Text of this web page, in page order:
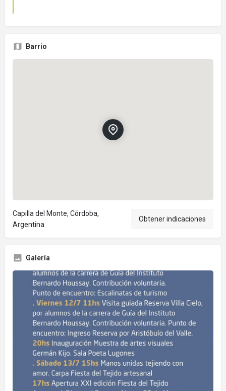
Barrio
Capilla del Monte, Córdoba,
Argentina
Obtener indicaciones
Galería